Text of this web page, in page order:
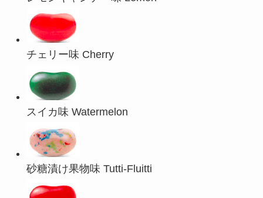
チェリー味 Cherry
スイカ味 Watermelon
砂糖漬け果物味 Tutti-Fluitti